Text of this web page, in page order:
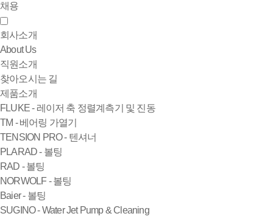
채용
회사소개
About Us
직원소개
찾아오시는 길
제품소개
FLUKE - 레이저 축 정렬계측기 및 진동
TM - 베어링 가열기
TENSION PRO - 텐셔너
PLARAD - 볼팅
RAD - 볼팅
NORWOLF - 볼팅
Baier - 볼팅
SUGINO - Water Jet Pump & Cleaning